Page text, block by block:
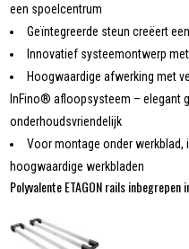
een spoelcentrum
Geïntegreerde steun creëert
Innovatief systeemontwerp
Hoogwaardige afwerking met
InFino® afloopsysteem – elegant
onderhoudsvriendelijk
Voor montage onder
hoogwaardige werkbladen
Polyvalente ETAGON rails inbegrepen